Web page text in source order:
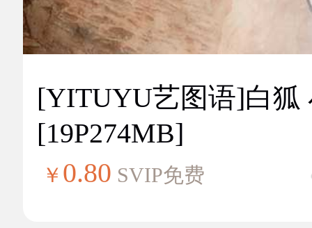
[YITUYU艺图语]白狐
[19P274MB]
￥ 0.80 SVIP免费